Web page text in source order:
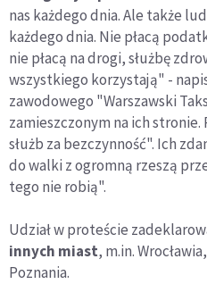
nas każdego dnia. Ale także
każdego dnia. Nie płacą
nie płacą na drogi, służbę
wszystkiego korzystają" -
zawodowego "Warszawski
zamieszczonym na ich
służb za bezczynność". Ich
do walki z ogromną rzeszą
tego nie robią".
Udział w proteście
innych miast, m.in.
Poznania.